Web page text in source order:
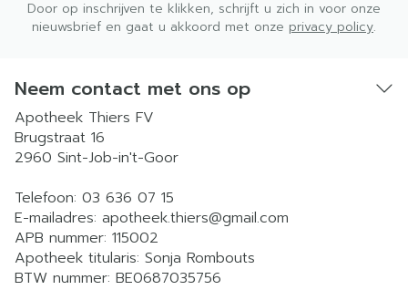
Door op inschrijven te klikken, schrijft u zich in voor onze
nieuwsbrief en gaat u akkoord met onze privacy policy.
Neem contact met ons op
Apotheek Thiers FV
Brugstraat 16
2960 Sint-Job-in't-Goor
Telefoon: 03 636 07 15
E-mailadres: apotheek.thiers@gmail.com
APB nummer: 115002
Apotheek titularis: Sonja Rombouts
BTW nummer: BE0687035756